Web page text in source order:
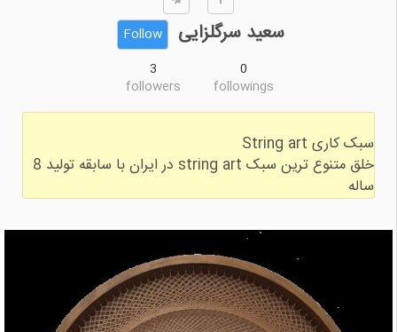
سعید سرگلزایی
Follow
0
followings
3
followers
خلق متنوع ترین سبک string art در ایران با سابقه تولید 8
ساله